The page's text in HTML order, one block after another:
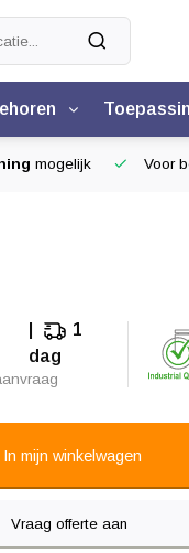
mogelijk Voor
1
dag
In mijn winkelwagen
Vraag offerte aan